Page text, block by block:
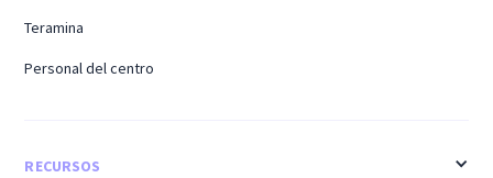
Teramina
Personal del centro
RECURSOS